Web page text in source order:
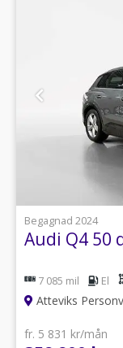
Begagnad 2024
Audi Q4
7 085 mil El
Atteviks
fr. 5 831 kr/mån